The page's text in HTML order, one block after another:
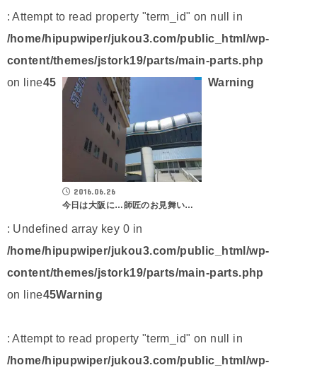
: Attempt to read property "term_id" on null in
/home/hipupwiper/jukou3.com/public_html/wp-
content/themes/jstork19/parts/main-parts.php
on line45
2016.06.26
今日は大阪に…師匠のお見舞い…
Warning
: Undefined array key 0 in
/home/hipupwiper/jukou3.com/public_html/wp-
content/themes/jstork19/parts/main-parts.php
on line45Warning
: Attempt to read property "term_id" on null in
/home/hipupwiper/jukou3.com/public_html/wp-